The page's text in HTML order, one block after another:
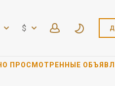
$
ПРОСМОТРЕННЫЕ